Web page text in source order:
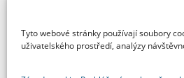
Tyto webové stránky používají soubory
uživatelského prostředí, analýzy